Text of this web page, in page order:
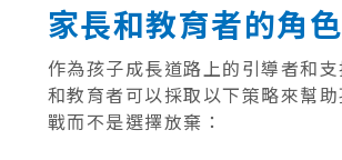
家長和教育者的角色
作為孩子成長道路上的引導者和
和教育者可以採取以下策略來幫
戰而不是選擇放棄：